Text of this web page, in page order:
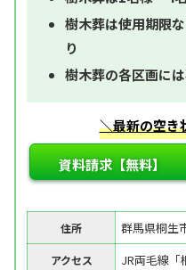
樹木葬は使用期限
り
樹木葬の各区画に
＼最新の空き
資料請求【無料】
住所 群馬県桐生
アクセス JR両毛線「